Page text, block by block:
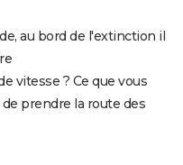
au bord de l'extinction il
vitesse ? Ce que vous
prendre la route des